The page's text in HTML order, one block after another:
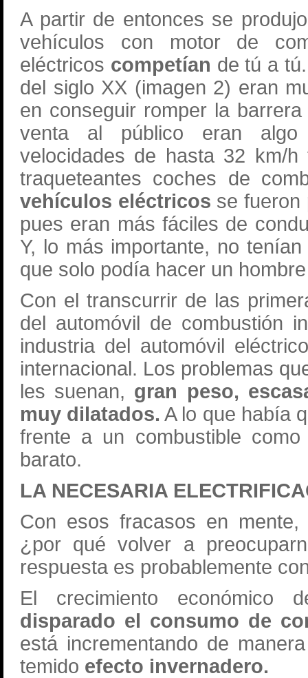
A partir de entonces se
vehículos con motor de
eléctricos competían de tú a
del siglo XX (imagen 2) eran
en conseguir romper la
venta al público eran algo
velocidades de hasta 32 km/
traqueteantes coches de
vehículos eléctricos se
pues eran más fáciles de
Y, lo más importante, no
que solo podía hacer un
Con el transcurrir de las
del automóvil de combustión
industria del automóvil
internacional. Los problemas
les suenan, gran peso,
muy dilatados. A lo que había
frente a un combustible
barato.
LA NECESARIA
Con esos fracasos en
¿por qué volver a
respuesta es probablemente
El crecimiento económico
disparado el consumo de
está incrementando de
temido efecto invernadero.